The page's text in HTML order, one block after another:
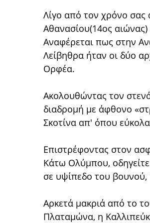
Λίγο από τον χρόνο σας
Αθανασίου(14ος
Αναφέρεται πως στην
Λείβηθρα ήταν οι δύο
Ορφέα.
Ακολουθώντας τον
διαδρομή με άφθονο
Σκοτίνα απ' όπου
Επιστρέφοντας στον
Κάτω Ολύμπου,
σε υψίπεδο του
Αρκετά μακριά από το
Πλαταμώνα, η